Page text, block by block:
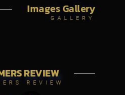
Images Gallery
GALLERY
REVIEW
REVIEW